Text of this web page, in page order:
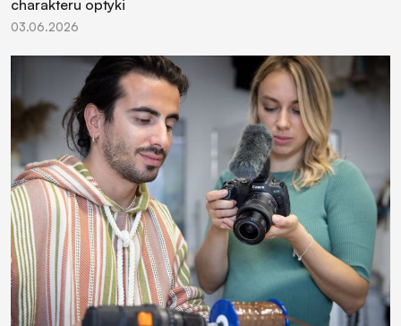
charakteru optyki
03.06.2026